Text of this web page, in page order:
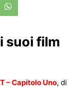
suoi film
– Capitolo Uno, di